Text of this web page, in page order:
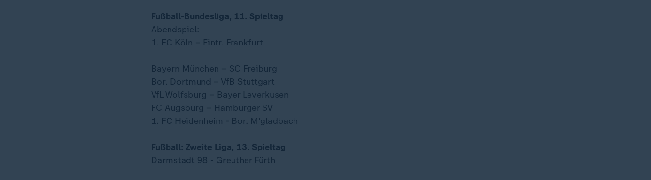
Fußball-Bundesliga, 11. Spieltag
Abendspiel:
1. FC Köln – Eintr. Frankfurt
Bayern München – SC Freiburg
Bor. Dortmund – VfB Stuttgart
VfL Wolfsburg – Bayer Leverkusen
FC Augsburg – Hamburger SV
1. FC Heidenheim - Bor. M'gladbach
Fußball: Zweite Liga, 13. Spieltag
Darmstadt 98 - Greuther Fürth